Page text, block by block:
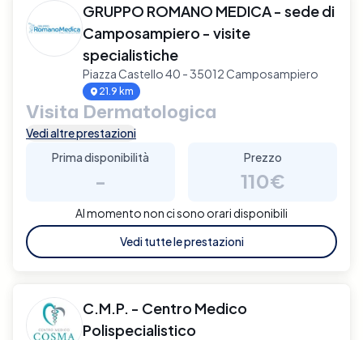
GRUPPO ROMANO MEDICA - sede di
Camposampiero - visite
specialistiche
Piazza Castello 40 - 35012 Camposampiero
21.9 km
Visita Dermatologica
Vedi altre prestazioni
Prima disponibilità
-
Prezzo
110€
Al momento non ci sono orari disponibili
Vedi tutte le prestazioni
C.M.P. - Centro Medico
Polispecialistico